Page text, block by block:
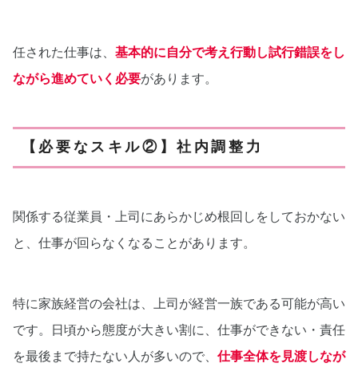
任された仕事は、 基本的に自分で考え行動し試行錯誤をし
ながら進めていく必要があります。
【必要なスキル②】社内調整力
関係する従業員・上司にあらかじめ根回しをしておかない
と、仕事が回らなくなることがあります。
特に家族経営の会社は、上司が経営一族である可能が高い
です。日頃から態度が大きい割に、仕事ができない・責任
を最後まで持たない人が多いので、 仕事全体を見渡しなが